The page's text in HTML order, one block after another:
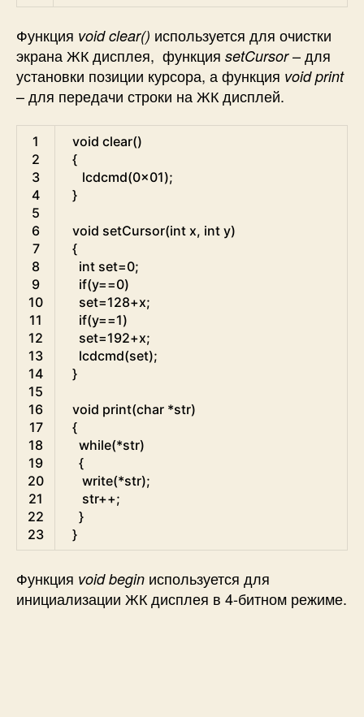
Функция void clear() используется для очистки
экрана ЖК дисплея, функция setCursor– для
установки позиции курсора, а функция void print
– для передачи строки на ЖК дисплей.
1
2
3
4
5
6
7
8
9
10
11
12
13
14
15
16
17
18
19
20
21
22
23
void clear()
{
lcdcmd(0x01);
}
void setCursor(int x, int y)
{
int set=0;
if(y==0)
set=128+x;
if(y==1)
set=192+x;
lcdcmd(set);
}
void print(char *str)
{
while(*str)
{
write(*str);
str++;
}
}
Функция void begin используется для
инициализации ЖК дисплея в 4-битном режиме.